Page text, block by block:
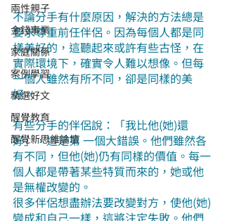
兩性親子
金錢事業
家庭關係
案例學習
精選好文
醒覺教育
醒覺新思維論壇
不論分手有什麼原因，解決的方法總是
要求尊重前任伴侶。因為每個人都是同
樣美好的，這聽起來或許有些古怪，在
實際環境下，確實令人難以想像。但每
一個人雖然有所不同，卻是同樣的美
好。
有些分手的伴侶說：「我比他(她)還
好」，這是第 一個大錯誤。他們雖然各
有不同，但他(她)仍有同樣的價值。每一
個人都是帶著某些特質而來的，她或他
是無權改變的。
很多伴侶想盡辦法要改變對方，使他(她)
變成和自己一樣，這將注定失敗。他們